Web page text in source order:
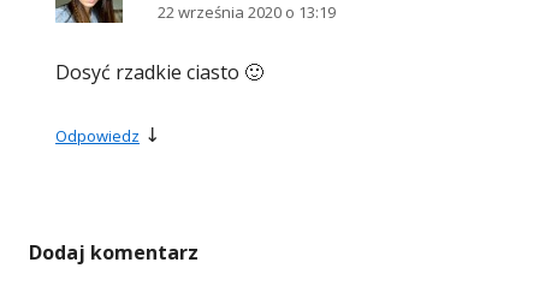
22 września 2020 o 13:19
Dosyć rzadkie ciasto 🙂
Odpowiedz ↓
Dodaj komentarz